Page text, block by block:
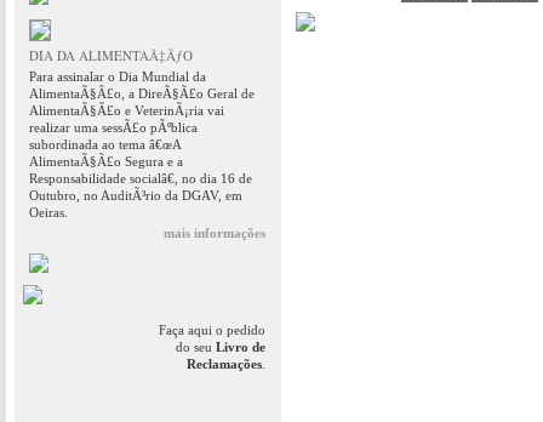
DIA DA ALIMENTAÃ‡ÃƒO
Para assinalar o Dia Mundial da
AlimentaÃ§Ã£o, a DireÃ§Ã£o Geral de
AlimentaÃ§Ã£o e VeterinÃ¡ria vai
realizar uma sessÃ£o pÃºblica
subordinada ao tema â€œA
AlimentaÃ§Ã£o Segura e a
Responsabilidade socialâ€, no dia 16 de
Outubro, no AuditÃ³rio da DGAV, em
Oeiras.
mais informações
Faça aqui o pedido
do seu Livro de
Reclamações